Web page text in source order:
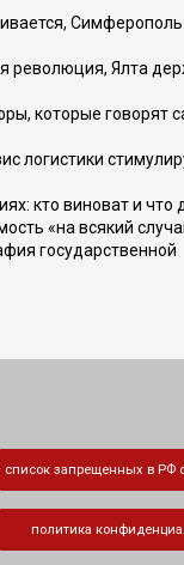
Симферополь
революция, Ялта
которые говорят
логистики
кто виноват и что
«на всякий
государственной
список запрещенных в РФ
политика